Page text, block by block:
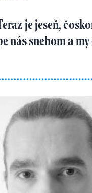
je jeseň,
nás snehom a